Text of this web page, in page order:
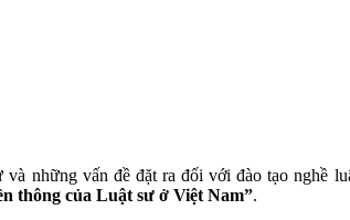
những vấn đề đặt ra đối với đào tạo nghề
thông của Luật sư ở Việt Nam”.